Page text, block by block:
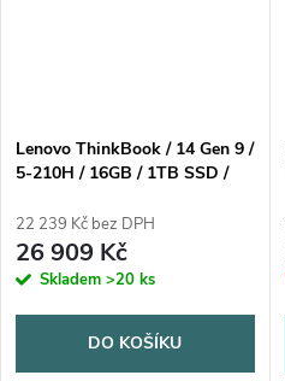
Lenovo ThinkBook / 14 Gen 9 /
5-210H / 16GB / 1TB SSD /
Win11 Home / šedá
22 239 Kč bez DPH
26 909 Kč
Skladem >20 ks
DO KOŠÍKU